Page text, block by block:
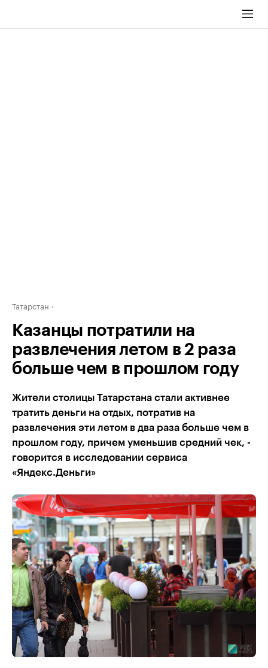
Татарстан
Казанцы потратили на
развлечения летом в 2 раза
больше чем в прошлом году
Жители столицы Татарстана стали активнее
тратить деньги на отдых, потратив на
развлечения эти летом в два раза больше чем в
прошлом году, причем уменьшив средний чек, -
говорится в исследовании сервиса
«Яндекс.Деньги»